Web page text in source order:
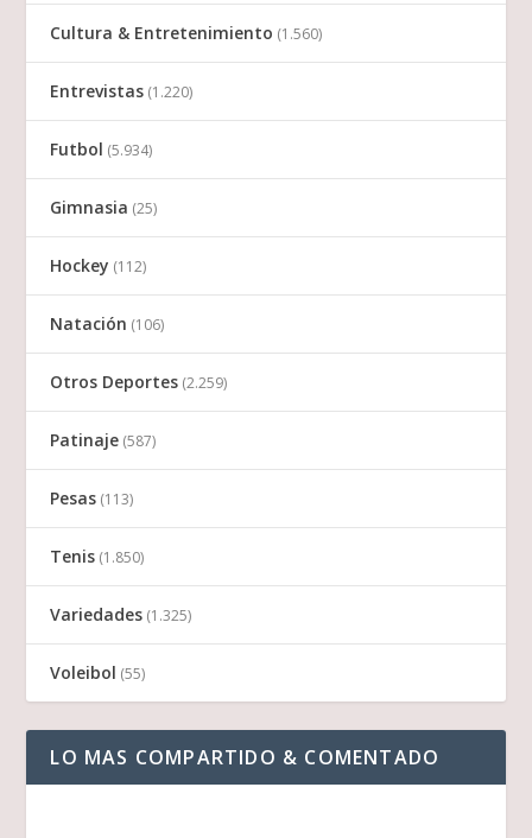
Cultura & Entretenimiento (1.560)
Entrevistas (1.220)
Futbol (5.934)
Gimnasia (25)
Hockey (112)
Natación (106)
Otros Deportes (2.259)
Patinaje (587)
Pesas (113)
Tenis (1.850)
Variedades (1.325)
Voleibol (55)
LO MAS COMPARTIDO & COMENTADO